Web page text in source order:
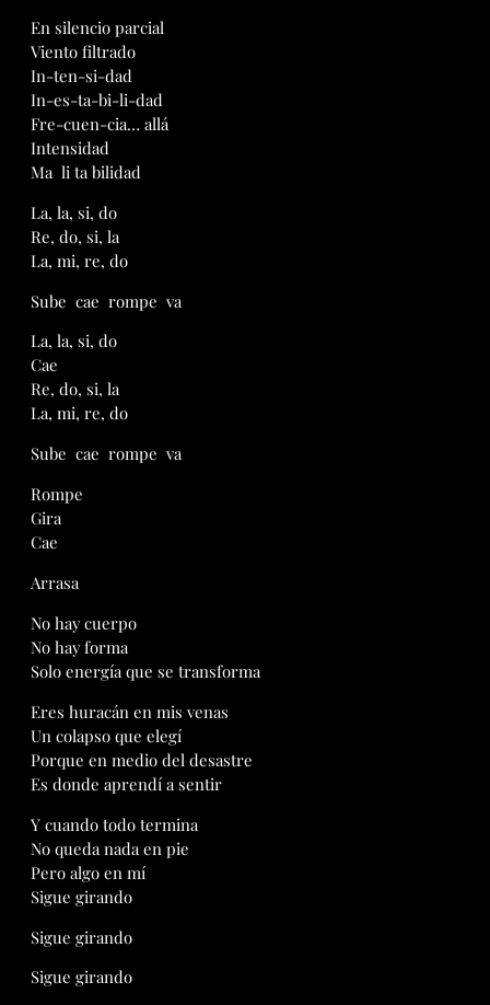
En silencio parcial
Viento filtrado
In-ten-si-dad
In-es-ta-bi-li-dad
Fre-cuen-cia… allá
Intensidad
Ma li ta bilidad
La, la, si, do
Re, do, si, la
La, mi, re, do
Sube cae rompe va
La, la, si, do
Cae
Re, do, si, la
La, mi, re, do
Sube cae rompe va
Rompe
Gira
Cae
Arrasa
No hay cuerpo
No hay forma
Solo energía que se transforma
Eres huracán en mis venas
Un colapso que elegí
Porque en medio del desastre
Es donde aprendí a sentir
Y cuando todo termina
No queda nada en pie
Pero algo en mí
Sigue girando
Sigue girando
Sigue girando